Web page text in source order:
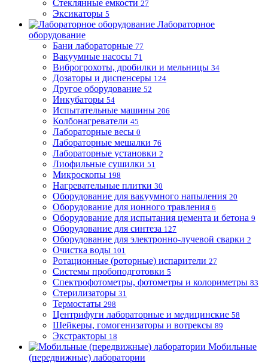
Стеклянные емкости 27
Эксикаторы 5
Лабораторное
оборудование
Бани лабораторные 77
Вакуумные насосы 71
Виброгрохоты, дробилки и мельницы 34
Дозаторы и диспенсеры 124
Другое оборудование 52
Инкубаторы 54
Испытательные машины 206
Колбонагреватели 45
Лабораторные весы 0
Лабораторные мешалки 76
Лабораторные установки 2
Лиофильные сушилки 51
Микроскопы 198
Нагревательные плитки 30
Оборудование для вакуумного напыления 20
Оборудование для ионного травления 6
Оборудование для испытания цемента и бетона 9
Оборудование для синтеза 127
Оборудование для электронно-лучевой сварки 2
Очистка воды 101
Ротационные (роторные) испарители 27
Системы пробоподготовки 5
Спектрофотометры, фотометры и колориметры 83
Стерилизаторы 31
Термостаты 298
Центрифуги лабораторные и медицинские 58
Шейкеры, гомогенизаторы и вотрексы 89
Экстракторы 18
Мобильные
(передвижные) лаборатории